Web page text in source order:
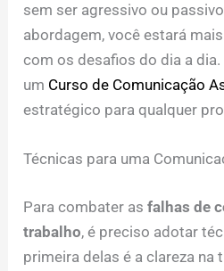
sem ser agressivo ou
abordagem, você estará
com os desafios do dia a
um Curso de Comunicação
estratégico para qualquer
Técnicas para uma
Para combater asfalhas de
trabalho, é preciso adotar
primeira delas é a clareza na